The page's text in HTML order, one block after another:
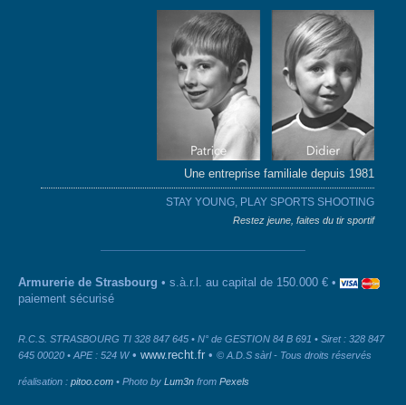
Une entreprise familiale depuis 1981
STAY YOUNG, PLAY SPORTS SHOOTING
Restez jeune, faites du tir sportif
Armurerie de Strasbourg • s.à.r.l. au capital de 150.000 € •
paiement sécurisé
R.C.S. STRASBOURG TI 328 847 645 • N° de GESTION 84 B 691 • Siret : 328 847
645 00020 • APE : 524 W• www.recht.fr • © A.D.S sàrl - Tous droits réservés
réalisation : pitoo.com • Photo by Lum3n from Pexels